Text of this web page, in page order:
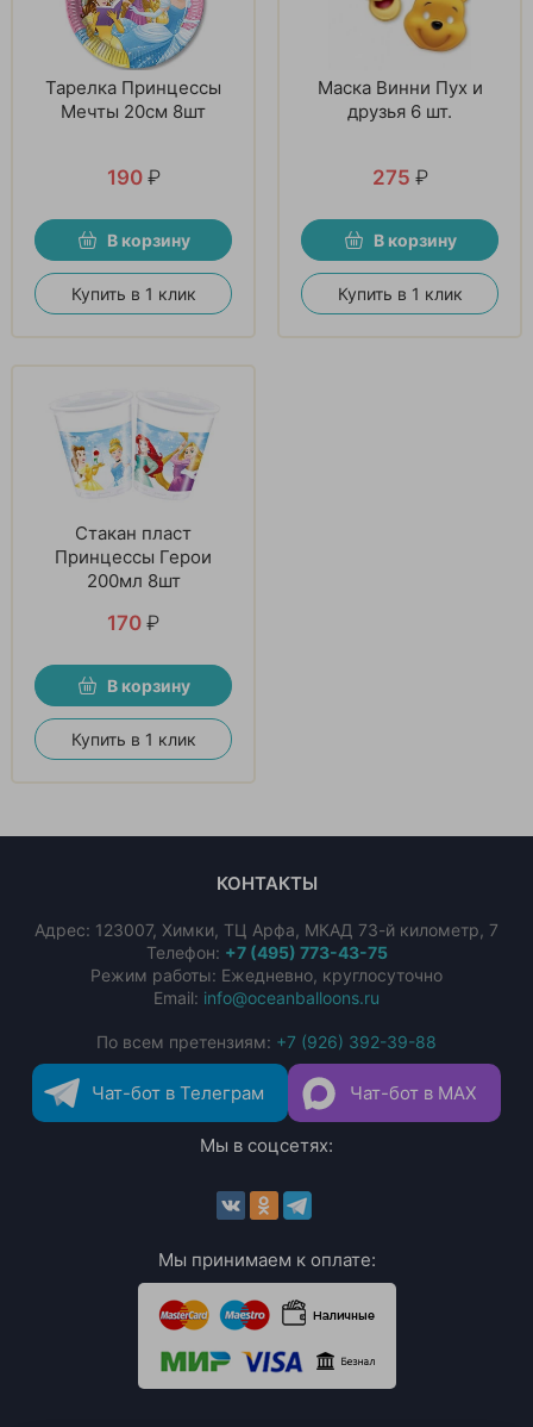
Тарелка Принцессы
Мечты 20см 8шт
190 ₽
В корзину
Купить в 1 клик
Маска Винни Пух и
друзья 6 шт.
275 ₽
В корзину
Купить в 1 клик
Стакан пласт
Принцессы Герои
200мл 8шт
170 ₽
В корзину
Купить в 1 клик
КОНТАКТЫ
Адрес: 123007, Химки, ТЦ Арфа, МКАД 73-й километр, 7
Телефон: +7 (495) 773-43-75
Режим работы: Ежедневно, круглосуточно
Email: info@oceanballoons.ru
По всем претензиям: +7 (926) 392-39-88
Чат-бот в Телеграм Чат-бот в MAX
Мы в соцсетях:
Мы принимаем к оплате: